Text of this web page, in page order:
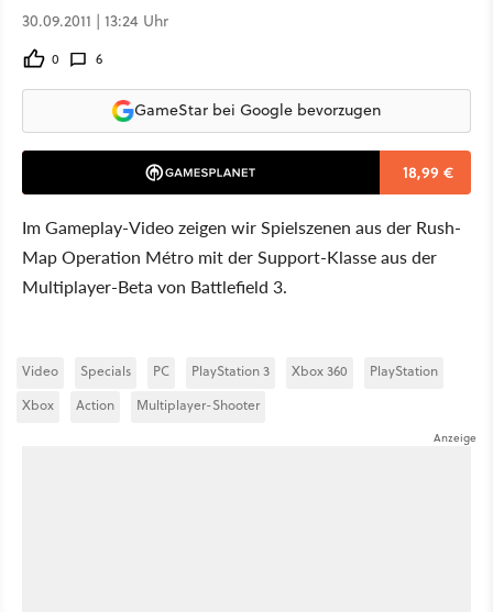
30.09.2011 | 13:24 Uhr
0 6
GameStar bei Google bevorzugen
18,99 €
Im Gameplay-Video zeigen wir Spielszenen aus der Rush-
Map Operation Métro mit der Support-Klasse aus der
Multiplayer-Beta von Battlefield 3.
Video Specials PC PlayStation 3 Xbox 360
PlayStation
Xbox
Action Multiplayer-Shooter